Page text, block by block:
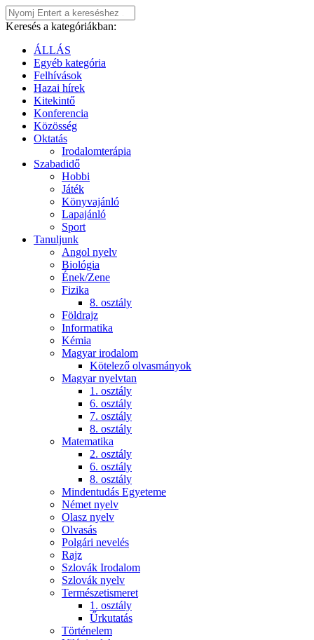
Keresés a kategóriákban:
ÁLLÁS
Egyéb kategória
Felhívások
Hazai hírek
Kitekintő
Konferencia
Közösség
Oktatás
Irodalomterápia
Szabadidő
Hobbi
Játék
Könyvajánló
Lapajánló
Sport
Tanuljunk
Angol nyelv
Biológia
Ének/Zene
Fizika
8. osztály
Földrajz
Informatika
Kémia
Magyar irodalom
Kötelező olvasmányok
Magyar nyelvtan
1. osztály
6. osztály
7. osztály
8. osztály
Matematika
2. osztály
6. osztály
8. osztály
Mindentudás Egyeteme
Német nyelv
Olasz nyelv
Olvasás
Polgári nevelés
Rajz
Szlovák Irodalom
Szlovák nyelv
Természetismeret
1. osztály
Űrkutatás
Történelem